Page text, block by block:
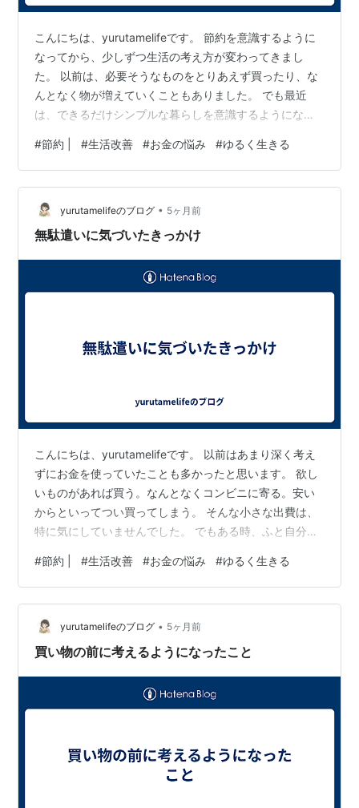
こんにちは、yurutamelifeです。 節約を意識するように
なってから、少しずつ生活の考え方が変わってきまし
た。 以前は、必要そうなものをとりあえず買ったり、な
んとなく物が増えていくこともありました。 でも最近
は、できるだけシンプルな暮らしを意識するようになっ
ることも増えてしまいます。 どこに置いたか探したり、
使っていない物が増えたり。 でも、必要な物だけにする
と生活が少し楽になりました。 物が少ないだけで、気持
ちも落ち着く気がします。 本当に必要なものが分かる シ
ンプルな暮らしを意識すると、自然と「本当に必要なも
#節約 | #生活改善 #お金の悩み #ゆるく生きる
yurutamelifeのブログ • 5ヶ月前
無駄遣いに気づいたきっかけ
こんにちは、yurutamelifeです。 以前はあまり深く考え
ずにお金を使っていたことも多かったと思います。 欲し
いものがあれば買う。なんとなくコンビニに寄る。安い
からといってつい買ってしまう。 そんな小さな出費は、
特に気にしていませんでした。 でもある時、ふと自分の
費の積み重ね 一回の金額はそれほど大きくなくても、小
さな出費が重なると意外と大きな金額になります。 飲み
物やお菓子、なんとなく買った日用品など。 振り返って
みると、本当に必要だったのか分からないものもありま
した。 その時、「こういう出費が無駄遣いなのかもしれ
#節約 | #生活改善 #お金の悩み #ゆるく生きる
yurutamelifeのブログ • 5ヶ月前
買い物の前に考えるようになったこと